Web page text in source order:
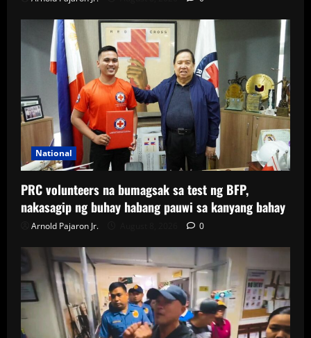
National
PRC volunteers na bumagsak sa test ng BFP,
nakasagip ng buhay habang pauwi sa kanyang bahay
Arnold Pajaron Jr. 0